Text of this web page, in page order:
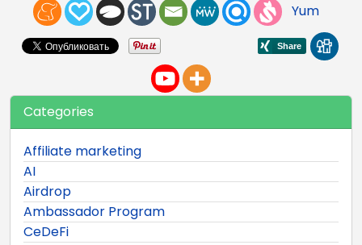
Yum
Categories
Affiliate marketing
AI
Airdrop
Ambassador Program
CeDeFi